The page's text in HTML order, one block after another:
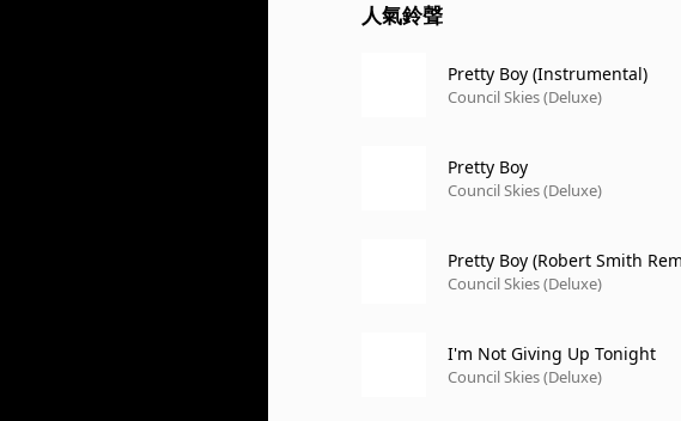
人氣鈴聲
Pretty Boy (Instrumental)
Council Skies (Deluxe)
Pretty Boy
Council Skies (Deluxe)
Pretty Boy (Robert Smith
Council Skies (Deluxe)
I'm Not Giving Up Tonight
Council Skies (Deluxe)